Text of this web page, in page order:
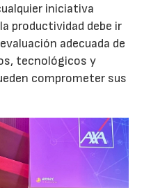
iniciativa
productividad debe ir
adecuada de
tecnológicos y
comprometer sus